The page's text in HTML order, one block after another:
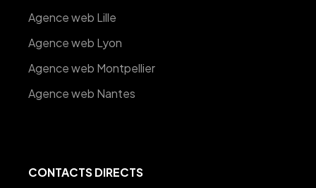
Agence web Lille
Agence web Lyon
Agence web Montpellier
Agence web Nantes
CONTACTS DIRECTS